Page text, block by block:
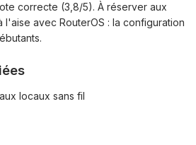
correcte (3,8/5). À réserver aux
l'aise avec RouterOS : la configuration
locaux sans fil